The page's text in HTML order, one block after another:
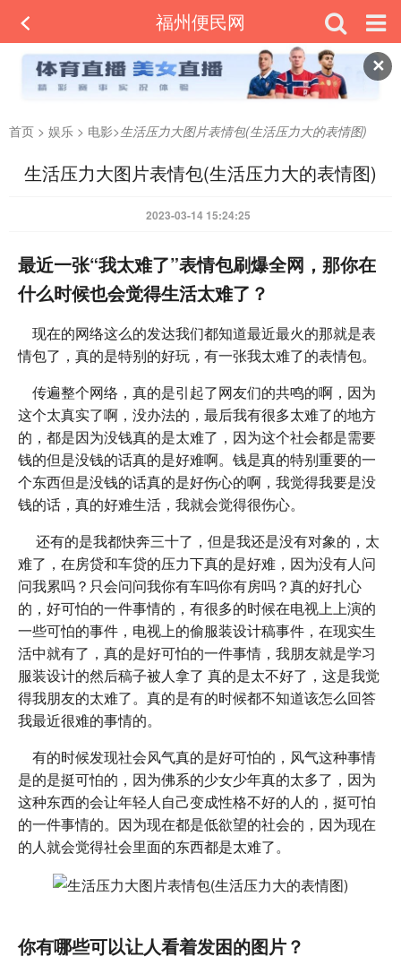
✕
福州便民网
首页 > 娱乐 > 电影>生活压力大图片表情包(生活压力大的表情图)
生活压力大图片表情包(生活压力大的表情图)
2023-03-14 15:24:25
最近一张“我太难了”表情包刷爆全网，那你在
什么时候也会觉得生活太难了？
现在的网络这么的发达我们都知道最近最火的那就是表
情包了，真的是特别的好玩，有一张我太难了的表情包。
传遍整个网络，真的是引起了网友们的共鸣的啊，因为
这个太真实了啊，没办法的，最后我有很多太难了的地方
的，都是因为没钱真的是太难了，因为这个社会都是需要
钱的但是没钱的话真的是好难啊。钱是真的特别重要的一
个东西但是没钱的话真的是好伤心的啊，我觉得我要是没
钱的话，真的好难生活，我就会觉得很伤心。
还有的是我都快奔三十了，但是我还是没有对象的，太
难了，在房贷和车贷的压力下真的是好难，因为没有人问
问我累吗？只会问问我你有车吗你有房吗？真的好扎心
的，好可怕的一件事情的，有很多的时候在电视上上演的
一些可怕的事件，电视上的偷服装设计稿事件，在现实生
活中就有了，真的是好可怕的一件事情，我朋友就是学习
服装设计的然后稿子被人拿了 真的是太不好了，这是我觉
得我朋友的太难了。真的是有的时候都不知道该怎么回答
我最近很难的事情的。
有的时候发现社会风气真的是好可怕的，风气这种事情
是的是挺可怕的，因为佛系的少女少年真的太多了，因为
这种东西的会让年轻人自己变成性格不好的人的，挺可怕
的一件事情的。因为现在都是低欲望的社会的，因为现在
的人就会觉得社会里面的东西都是太难了。
你有哪些可以让人看着发困的图片？